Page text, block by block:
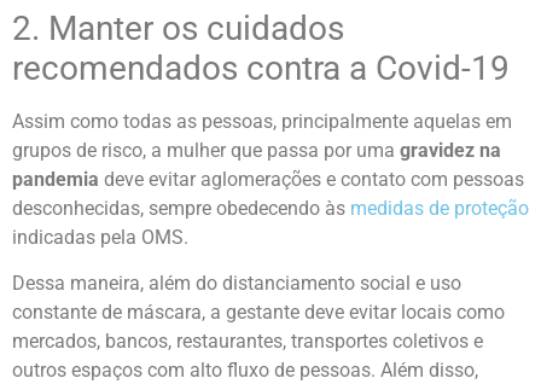
2. Manter os cuidados
recomendados contra a Covid-19
Assim como todas as pessoas, principalmente aquelas em
grupos de risco, a mulher que passa por uma gravidez na
pandemia deve evitar aglomerações e contato com pessoas
desconhecidas, sempre obedecendo às medidas de proteção
indicadas pela OMS.
Dessa maneira, além do distanciamento social e uso
constante de máscara, a gestante deve evitar locais como
mercados, bancos, restaurantes, transportes coletivos e
outros espaços com alto fluxo de pessoas. Além disso,